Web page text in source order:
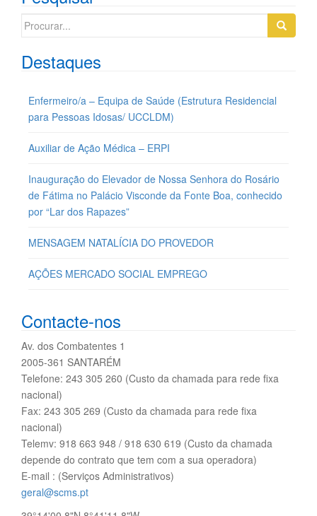
Search
Destaques
Enfermeiro/a – Equipa de Saúde (Estrutura Residencial
para Pessoas Idosas/ UCCLDM)
Auxiliar de Ação Médica – ERPI
Inauguração do Elevador de Nossa Senhora do Rosário
de Fátima no Palácio Visconde da Fonte Boa, conhecido
por “Lar dos Rapazes”
MENSAGEM NATALÍCIA DO PROVEDOR
AÇÕES MERCADO SOCIAL EMPREGO
Contacte-nos
Av. dos Combatentes 1
2005-361 SANTARÉM
Telefone: 243 305 260 (Custo da chamada para rede fixa
nacional)
Fax: 243 305 269 (Custo da chamada para rede fixa
nacional)
Telemv: 918 663 948 / 918 630 619 (Custo da chamada
depende do contrato que tem com a sua operadora)
E-mail : (Serviços Administrativos)
geral@scms.pt